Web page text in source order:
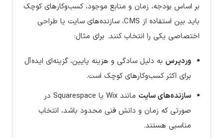
بر اساس بودجه، زمان و منابع موجود، کسب‌وکارهای کوچک
باید بین استفاده از CMS، سازنده‌های سایت یا طراحی
اختصاصی یکی را انتخاب کنند. برای مثال:
وردپرس به دلیل سادگی و هزینه پایین، گزینه‌ای ایده‌آل
برای اکثر کسب‌وکارهای کوچک است.
سازنده‌های سایت
مانند Wix یا Squarespace در
صورتی که زمان و دانش فنی محدود باشد، انتخاب
مناسبی هستند.